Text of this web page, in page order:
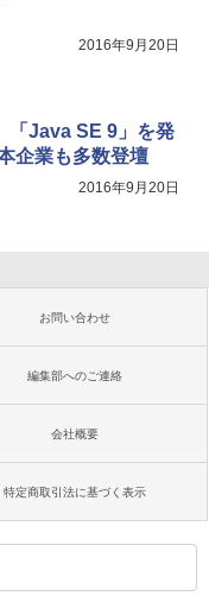
2016年9月20日
「Java SE 9」を発
企業も多数登壇
2016年9月20日
お問い合わせ
編集部へのご連絡
会社概要
特定商取引法に基づく表示